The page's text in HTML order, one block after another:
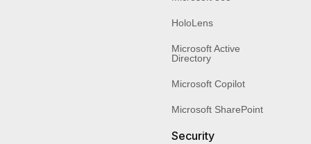
HoloLens
Microsoft Active
Directory
Microsoft Copilot
Microsoft SharePoint
Security